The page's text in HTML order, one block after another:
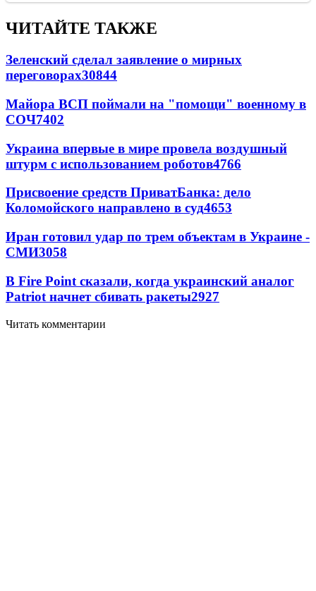
ЧИТАЙТЕ ТАКЖЕ
Зеленский сделал заявление о мирных
переговорах30844
Майора ВСП поймали на "помощи" военному в
СОЧ7402
Украина впервые в мире провела воздушный
штурм с использованием роботов4766
Присвоение средств ПриватБанка: дело
Коломойского направлено в суд4653
Иран готовил удар по трем объектам в Украине -
СМИ3058
В Fire Point сказали, когда украинский аналог
Patriot начнет сбивать ракеты2927
Читать комментарии